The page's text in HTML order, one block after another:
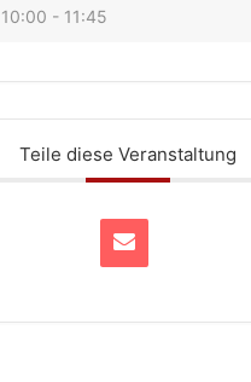
10:00 - 11:45
Teile diese Veranstaltung